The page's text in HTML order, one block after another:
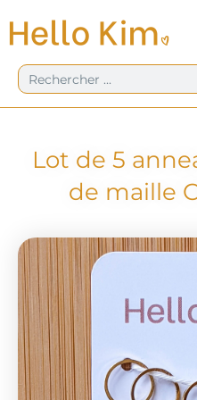
au
Rechercher
Lot de 5
de maille